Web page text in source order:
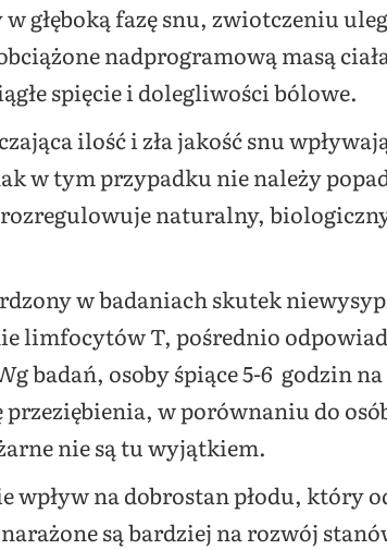
w głęboką fazę snu, zwiotczeniu
nadprogramową masą
spięcie i dolegliwości bólowe.
ilość i zła jakość snu
w tym przypadku nie należy
naturalny,
w badaniach skutek
limfocytów T, pośrednio
badań, osoby śpiące 5-6 godzin na
w porównaniu do
nie są tu wyjątkiem.
wpływ na dobrostan płodu, który
są bardziej na rozwój